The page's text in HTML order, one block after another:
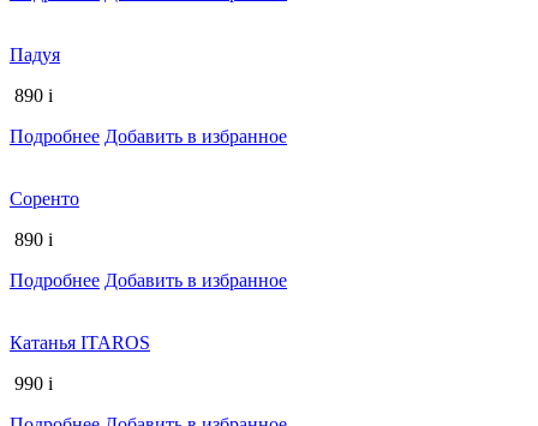
Падуя
890 i
Подробнее Добавить в избранное
Соренто
890 i
Подробнее Добавить в избранное
Катанья ITAROS
990 i